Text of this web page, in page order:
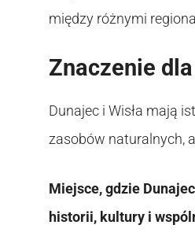
między różnymi
Znaczenie
Dunajec i Wisła mają
zasobów naturalnych,
Miejsce, gdzie
historii, kultury i